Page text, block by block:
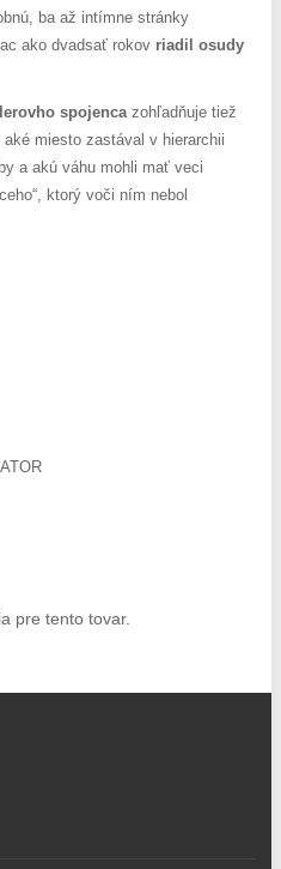
ba až intímne stránky
ako dvadsať rokov riadil osudy
spojenca zohľadňuje tiež
miesto zastával v hierarchii
a akú váhu mohli mať veci
ktorý voči ním nebol
pre tento tovar.